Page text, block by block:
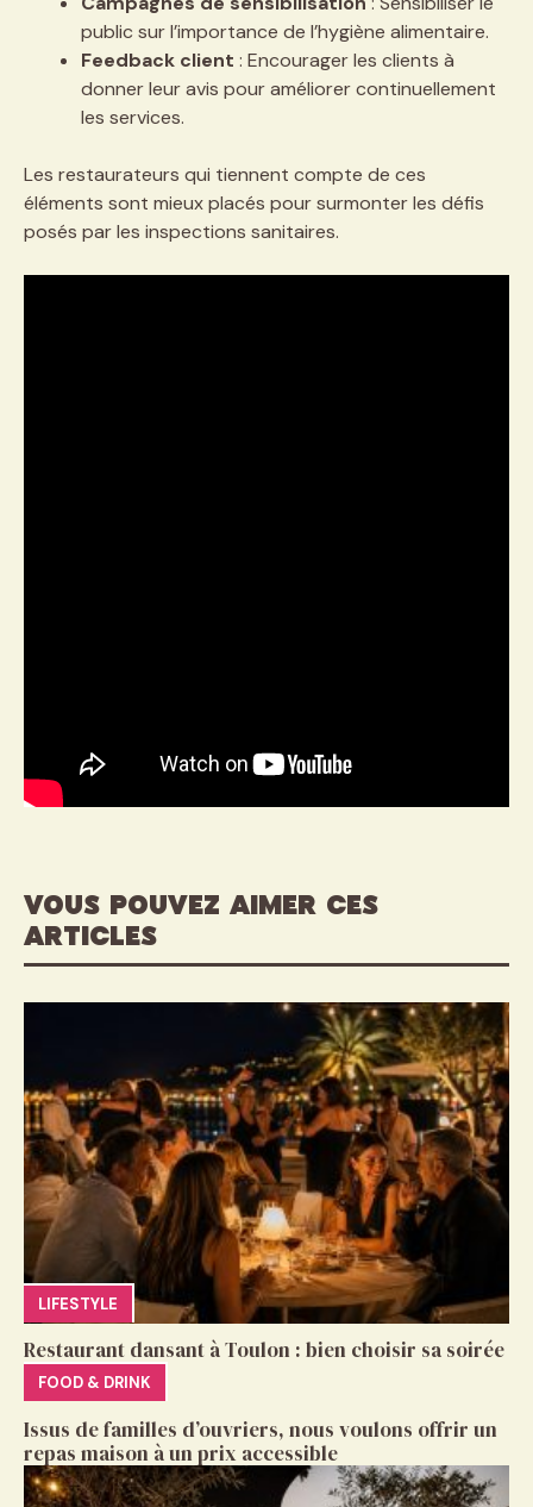
public sur l’importance de l’hygiène alimentaire.
Feedback client : Encourager les clients à
donner leur avis pour améliorer continuellement
les services.
Les restaurateurs qui tiennent compte de ces
éléments sont mieux placés pour surmonter les défis
posés par les inspections sanitaires.
VOUS POUVEZ AIMER CES
ARTICLES
LIFESTYLE
Restaurant dansant à Toulon : bien choisir sa soirée
FOOD & DRINK
Issus de familles d’ouvriers, nous voulons offrir un
repas maison à un prix accessible